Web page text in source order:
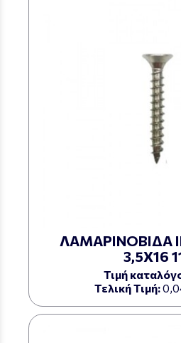
ΛΑΜΑΡΙΝΟΒΙΔΑ
3,5Χ16
Τιμή
Τελική Τιμή: